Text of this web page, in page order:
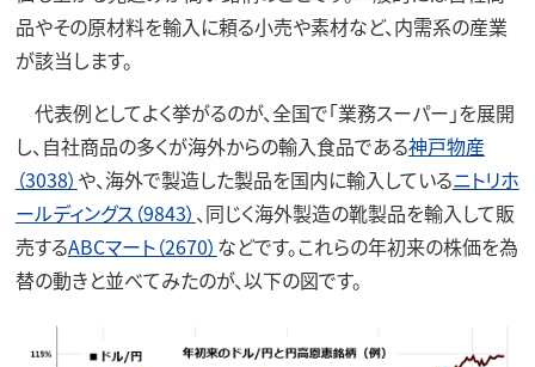
品やその原材料を輸入に頼る小売や素材など、内需系の産業
が該当します。
代表例としてよく挙がるのが、全国で「業務スーパー」を展開
し、自社商品の多くが海外からの輸入食品である神戸物産
（3038） や、海外で製造した製品を国内に輸入しているニトリホ
ールディングス（9843） 、同じく海外製造の靴製品を輸入して販
売するABCマート（2670） などです。これらの年初来の株価を為
替の動きと並べてみたのが、以下の図です。